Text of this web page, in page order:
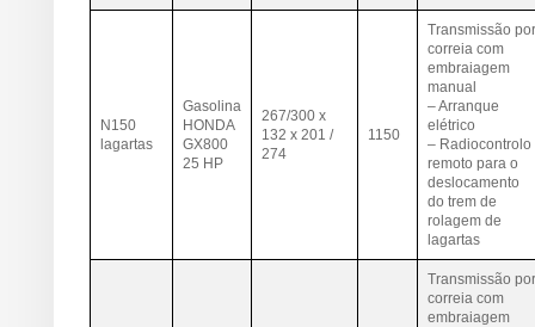
N150
lagartas
Gasolina
HONDA
GX800
25 HP
267/300 x
132 x 201 /
274
1150
Transmissão por
correia com
embraiagem
manual
– Arranque
elétrico
– Radiocontrolo
remoto para o
deslocamento
do trem de
rolagem de
lagartas
Transmissão por
correia com
embraiagem